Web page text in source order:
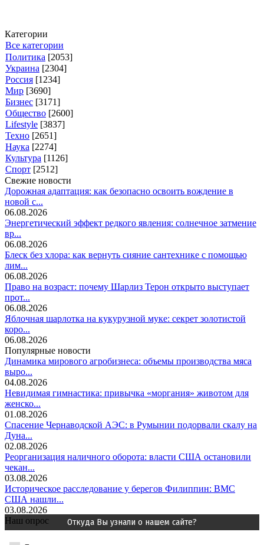
Категории
Все категории
Политика [2053]
Украина [2304]
Россия [1234]
Мир [3690]
Бизнес [3171]
Общество [2600]
Lifestyle [3837]
Техно [2651]
Наука [2274]
Культура [1126]
Спорт [2512]
Свежие новости
Дорожная адаптация: как безопасно освоить вождение в
новой с...
06.08.2026
Энергетический эффект редкого явления: солнечное затмение
вр...
06.08.2026
Блеск без хлора: как вернуть сияние сантехнике с помощью
лим...
06.08.2026
Право на возраст: почему Шарлиз Терон открыто выступает
прот...
06.08.2026
Яблочная шарлотка на кукурузной муке: секрет золотистой
коро...
06.08.2026
Популярные новости
Динамика мирового агробизнеса: объемы производства мяса
выро...
04.08.2026
Невидимая гимнастика: привычка «моргания» животом для
женско...
01.08.2026
Спасение Чернаводской АЭС: в Румынии подорвали скалу на
Дуна...
02.08.2026
Реорганизация наличного оборота: власти США остановили
чекан...
03.08.2026
Историческое расследование у берегов Филиппин: ВМС
США нашли...
03.08.2026
Наш опрос
Откуда Вы узнали о нашем сайте?